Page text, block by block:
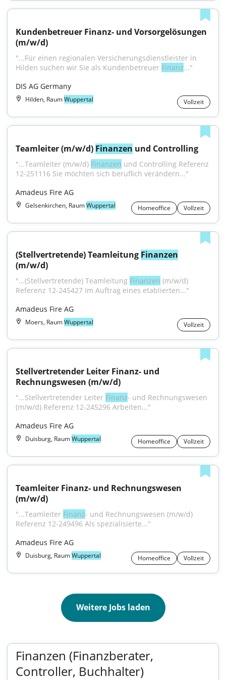
Kundenbetreuer Finanz- und Vorsorgelösungen
(m/w/d)
"...Für einen regionalen Versicherungsdienstleister in
Hilden suchen wir Sie als Kundenbetreuer Finanz..."
DIS AG Germany
Hilden, RaumWuppertal Vollzeit
Teamleiter (m/w/d) Finanzen und Controlling
"...Teamleiter (m/w/d) Finanzen und Controlling Referenz
12-251116 Sie möchten sich beruflich verändern..."
Amadeus Fire AG
Gelsenkirchen, RaumWuppertal Homeoffice Vollzeit
(Stellvertretende) Teamleitung Finanzen
(m/w/d)
"...(Stellvertretende) Teamleitung Finanzen (m/w/d)
Referenz 12-245427 Im Auftrag eines etablierten..."
Amadeus Fire AG
Moers, RaumWuppertal Vollzeit
Stellvertretender Leiter Finanz- und
Rechnungswesen (m/w/d)
"...Stellvertretender Leiter Finanz- und Rechnungswesen
(m/w/d) Referenz 12-245296 Arbeiten..."
Amadeus Fire AG
Duisburg, RaumWuppertal Homeoffice Vollzeit
Teamleiter Finanz- und Rechnungswesen
(m/w/d)
"...Teamleiter Finanz- und Rechnungswesen (m/w/d)
Referenz 12-249496 Als spezialisierte..."
Amadeus Fire AG
Duisburg, RaumWuppertal Homeoffice Vollzeit
Weitere Jobs laden
Finanzen (Finanzberater,
Controller, Buchhalter)